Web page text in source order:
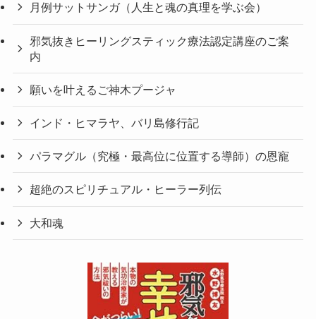
月例サットサンガ（人生と魂の真理を学ぶ会）
邪気抜きヒーリングスティック療法認定講座のご案
内
願いを叶えるご神木プージャ
インド・ヒマラヤ、バリ島修行記
パラマグル（究極・最高位に位置する導師）の恩寵
超絶のスピリチュアル・ヒーラー列伝
大和魂